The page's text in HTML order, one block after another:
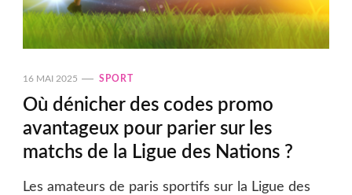
16 MAI 2025 SPORT
Où dénicher des codes promo
avantageux pour parier sur les
matchs de la Ligue des Nations ?
Les amateurs de paris sportifs sur la Ligue des